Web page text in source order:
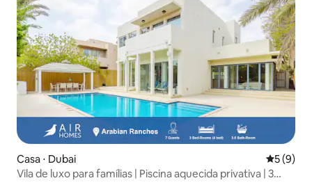
Casa ⋅ Dubai 5 de
5 (9)
Vila de luxo para famílias | Piscina aquecida privativa | 3